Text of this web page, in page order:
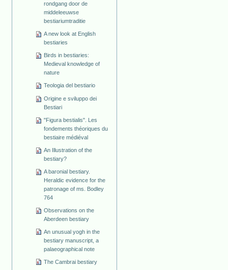
rondgang door de
middeleeuwse
bestiariumtraditie
A new look at English
bestiaries
Birds in bestiaries:
Medieval knowledge of
nature
Teologia del bestiario
Origine e sviluppo dei
Bestiari
"Figura bestialis". Les
fondements théoriques du
bestiaire médiéval
An Illustration of the
bestiary?
A baronial bestiary.
Heraldic evidence for the
patronage of ms. Bodley
764
Observations on the
Aberdeen bestiary
An unusual yogh in the
bestiary manuscript, a
palaeographical note
The Cambrai bestiary